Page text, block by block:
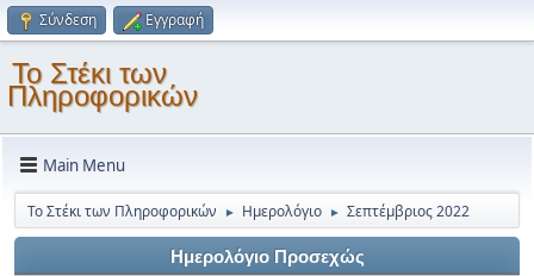
Σύνδεση Εγγραφή
Το Στέκι των
Πληροφορικών
Main Menu
Το Στέκι των Πληροφορικών ► Ημερολόγιο ► Σεπτέμβριος 2022
Ημερολόγιο Προσεχώς